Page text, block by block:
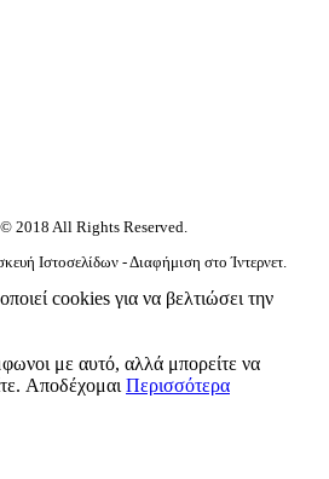
2018 All Rights Reserved.
Ιστοσελίδων - Διαφήμιση στο Ίντερνετ.
cookies για να βελτιώσει την
με αυτό, αλλά μπορείτε να
Αποδέχομαι Περισσότερα